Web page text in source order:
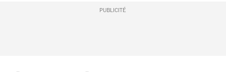
PUBLICITÉ